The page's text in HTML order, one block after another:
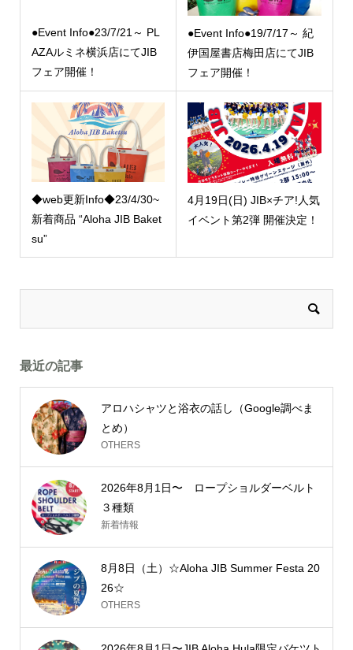
●Event Info●23/7/21～ PL
AZAルミネ横浜店にてJIB
フェア開催！
●Event Info●19/7/17～ 紀
伊国屋書店梅田店にてJIB
フェア開催！
◆web更新Info◆23/4/30~
新着商品 “Aloha JIB Baket
su”
4月19日(日) JIB×チア!人気
イベント第2弾 開催決定！
最近の記事
アロハシャツと浴衣の話し（Google調べま
とめ）
OTHERS
2026年8月1日〜 ロープショルダーベルト
３種類
新着情報
8月8日（土）☆Aloha JIB Summer Festa 20
26☆
OTHERS